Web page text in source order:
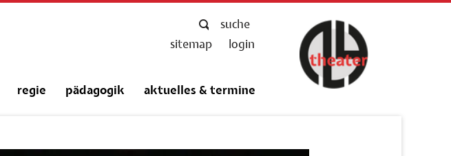
suche
navigation
sitemap login
regie pädagogik aktuelles & termine